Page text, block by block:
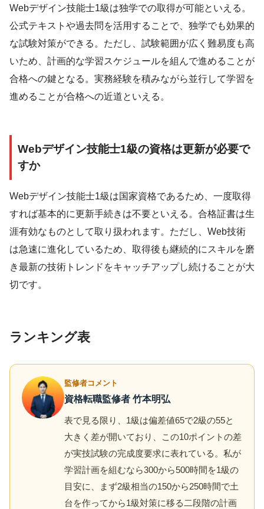
Webデザイン技能士1級は独学での取得が可能といえる。
公式テキストや過去問を活用することで、独学でも効果的
な試験対策ができる。ただし、試験範囲が広く難易度も高
いため、計画的な学習スケジュールを組んで進めることが
合格への鍵となる。実務経験を積みながら並行して学習を
進めることが合格への近道といえる。
Webデザイン技能士1級の資格は更新が必要で
すか
Webデザイン技能士1級は国家資格であるため、一度取得
すれば基本的に更新手続きは不要といえる。合格証書は生
涯有効なものとして取り扱われます。ただし、Web技術
は急速に進化しているため、取得後も継続的にスキルを磨
き最新の技術トレンドをキャッチアップし続けることが大
切です。
ランキング表
監修者コメント
資格転職監修者 竹本明弘
表で見る限り、1級は偏差値65で2級の55と
大きく差が開いており、この10ポイントの差
が実技試験の完成度要求に表れている。私が
学習計画を組むなら300から500時間を1級の
目安に、まず2級相当の150から250時間で土
台を作ってから1級対策に移る二段階の計画